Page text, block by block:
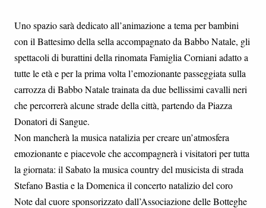
Uno spazio sarà dedicato all’animazione a tema per bambini
con il Battesimo della sella accompagnato da Babbo Natale, gli
spettacoli di burattini della rinomata Famiglia Corniani adatto a
tutte le età e per la prima volta l’emozionante passeggiata sulla
carrozza di Babbo Natale trainata da due bellissimi cavalli neri
che percorrerà alcune strade della città, partendo da Piazza
Donatori di Sangue.
Non mancherà la musica natalizia per creare un’atmosfera
emozionante e piacevole che accompagnerà i visitatori per tutta
la giornata: il Sabato la musica country del musicista di strada
Stefano Bastia e la Domenica il concerto natalizio del coro
Note dal cuore sponsorizzato dall’Associazione delle Botteghe